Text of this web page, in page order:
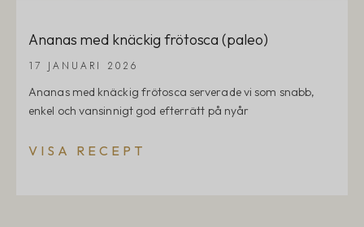
Ananas med knäckig frötosca (paleo)
17 JANUARI 2026
Ananas med knäckig frötosca serverade vi som snabb,
enkel och vansinnigt god efterrätt på nyår
VISA RECEPT